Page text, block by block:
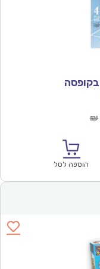
₪
הוספה לסל